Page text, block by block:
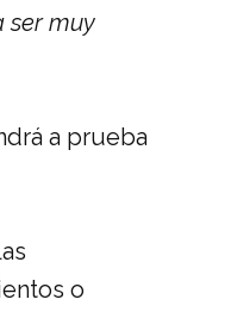
ser muy
a prueba
o